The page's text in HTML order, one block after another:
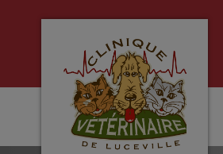
Page d'accueil de